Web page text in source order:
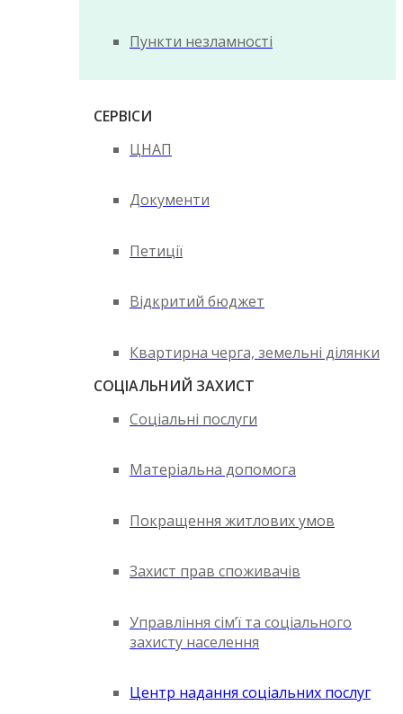
Пункти незламності
СЕРВІСИ
ЦНАП
Документи
Петиції
Відкритий бюджет
Квартирна черга, земельні ділянки
СОЦІАЛЬНИЙ ЗАХИСТ
Соціальні послуги
Матеріальна допомога
Покращення житлових умов
Захист прав споживачів
Управління сім’ї та соціального
захисту населення
Центр надання соціальних послуг